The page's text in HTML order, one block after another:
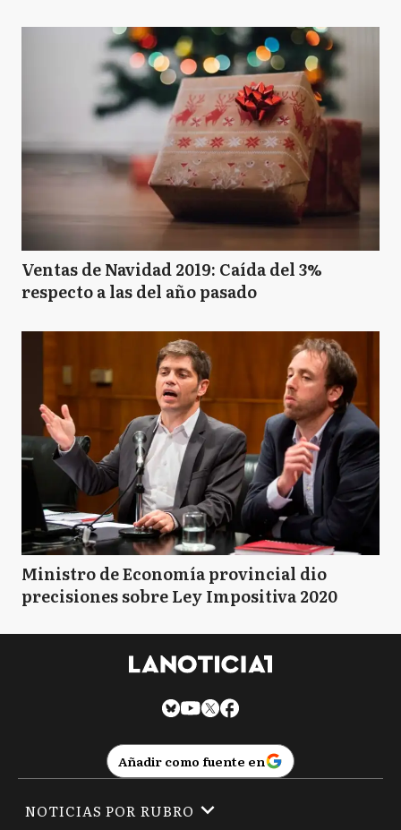
Ventas de Navidad 2019: Caída del 3%
respecto a las del año pasado
Ministro de Economía provincial dio
precisiones sobre Ley Impositiva 2020
Añadir como fuente en
NOTICIAS POR RUBRO